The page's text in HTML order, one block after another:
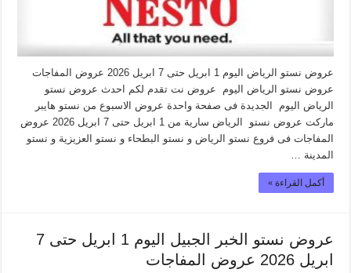
عروض نستو الرياض اليوم 1 ابريل حتى 7 ابريل 2026 عروض المفاجات
عروض نستو الرياض اليوم عروض نت تقدم لكم احدث عروض نستو
الرياض اليوم الجديدة فى صفحة واحدة عروض الاسبوع من نستو هايبر
ماركت عروض نستو الرياض سارية من 1 ابريل حتى 7 ابريل 2026 عروض
المفاجات فى فروع نستو الرياض و نستو البطحاء و نستو العزيزية و نستو
المدينة …
أكمل القراءة »
عروض نستو الخبر الجبيل اليوم 1 ابريل حتى 7
ابريل 2026 عروض المفاجات